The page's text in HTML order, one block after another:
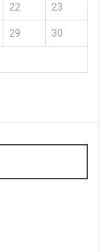
22 23
29 30